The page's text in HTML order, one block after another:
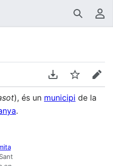
Buscar
Descarregar en
Vigilar
), és un municipi de la
.